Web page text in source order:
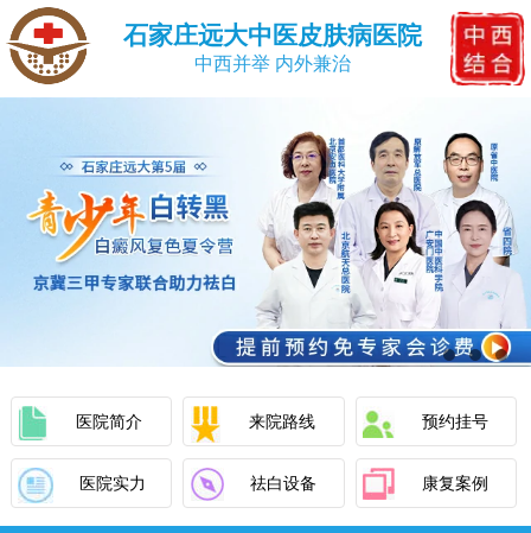
石家庄远大中医皮肤病医院
中西并举 内外兼治
医院简介 来院路线 预约挂号
医院实力 祛白设备 康复案例